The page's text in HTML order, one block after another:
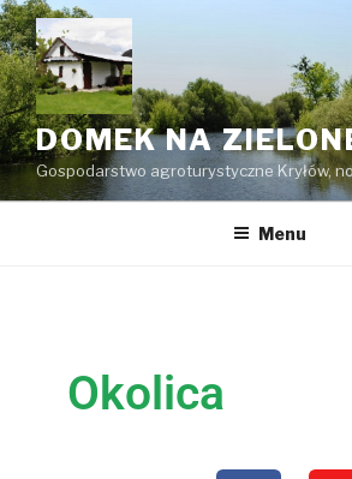
DOMEK NA
Gospodarstwo agroturystyczne Kryłów,
Menu
Okolica